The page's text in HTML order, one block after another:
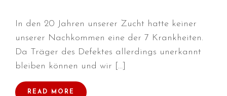
neues Zuhause!
Voller Erfolg in Gerpinnes (B)!!
BIG 2 Platz 3 in Dortmund!
In den 20 Jahren unserer Zucht hatte keiner
unserer Nachkommen eine der 7 Krankheiten.
Da Träger des Defektes allerdings unerkannt
bleiben können und wir […]
READ MORE